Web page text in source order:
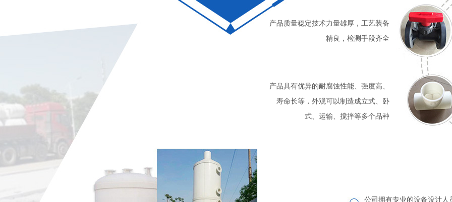
产品质量稳定技术力量雄厚，工艺装备
精良，检测手段齐全
产品具有优异的耐腐蚀性能、强度高、
寿命长等，外观可以制造成立式、卧
式、运输、搅拌等多个品种
公司拥有专业的设备设计人